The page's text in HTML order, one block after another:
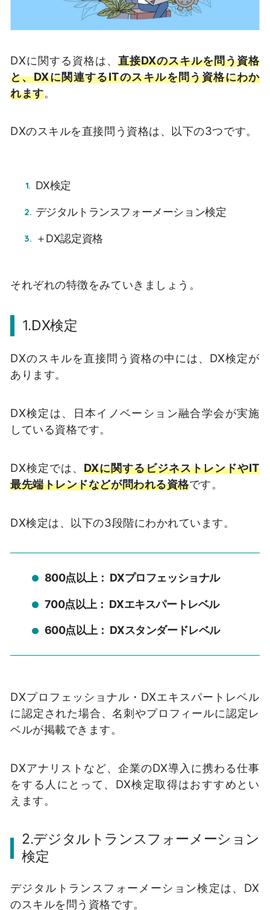
DXに関する資格は、 直接DXのスキルを問う資格
と、DXに関連するITのスキルを問う資格にわか
れます。
DXのスキルを直接問う資格は、以下の3つです。
DX検定
デジタルトランスフォーメーション検定
＋DX認定資格
それぞれの特徴をみていきましょう。
1.DX検定
DXのスキルを直接問う資格の中には、DX検定が
あります。
DX検定は、日本イノベーション融合学会が実施
している資格です。
DX検定では、 DXに関するビジネストレンドやIT
最先端トレンドなどが問われる資格です。
DX検定は、以下の3段階にわかれています。
800点以上： DXプロフェッショナル
700点以上： DXエキスパートレベル
600点以上： DXスタンダードレベル
DXプロフェッショナル・DXエキスパートレベル
に認定された場合、名刺やプロフィールに認定レ
ベルが掲載できます。
DXアナリストなど、企業のDX導入に携わる仕事
をする人にとって、DX検定取得はおすすめとい
えます。
2.デジタルトランスフォーメーション
検定
デジタルトランスフォーメーション検定は、DX
のスキルを問う資格です。